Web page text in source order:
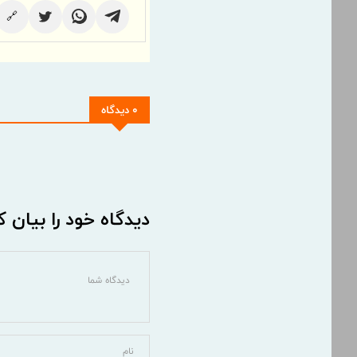
🔗
0 دیدگاه
دیدگاه خود را بیان